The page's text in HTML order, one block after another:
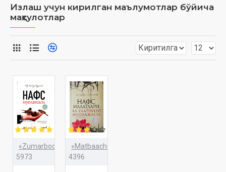
Излаш учун кирилган маълумотлар бўйича
маҳсулотлар
«Zumarbooks»
5973
«Matbaachi»
4396